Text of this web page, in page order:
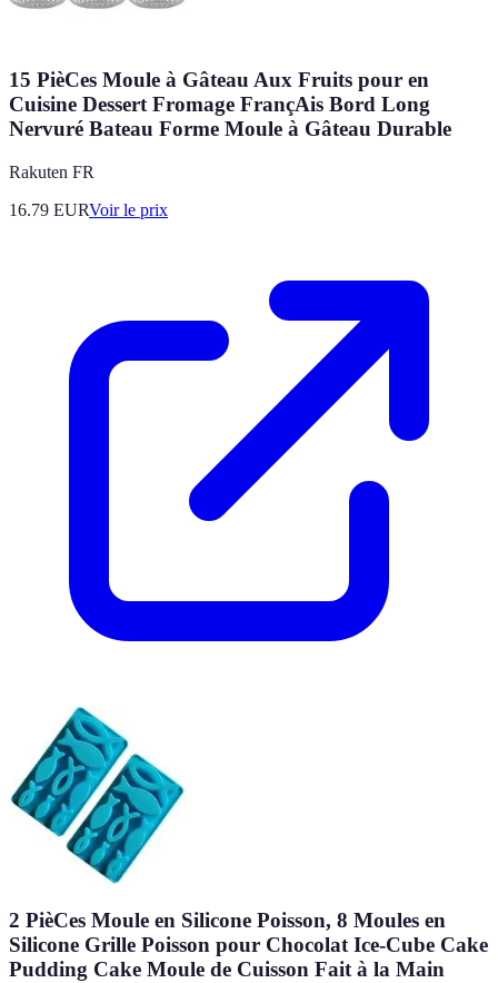
15 PièCes Moule à Gâteau Aux Fruits pour en
Cuisine Dessert Fromage FrançAis Bord Long
Nervuré Bateau Forme Moule à Gâteau Durable
Rakuten FR
16.79 EURVoir le prix
2 PièCes Moule en Silicone Poisson, 8 Moules en
Silicone Grille Poisson pour Chocolat Ice-Cube Cake
Pudding Cake Moule de Cuisson Fait à la Main